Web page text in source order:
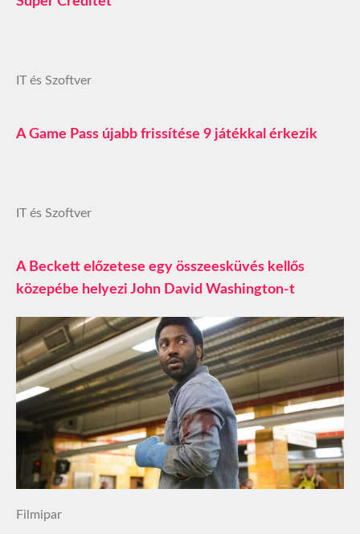
IT és Szoftver
A Game Pass újabb frissítése 9 játékkal érkezik
IT és Szoftver
A Beckett előzetese egy összeesküvés kellős
közepébe helyezi John David Washington-t
Filmipar